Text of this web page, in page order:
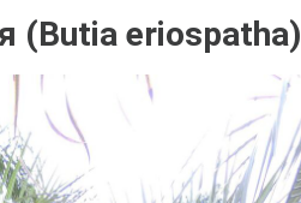
(Butia eriospatha)